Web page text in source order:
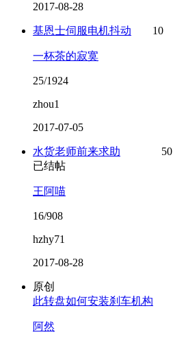
2017-08-28
基恩士伺服电机抖动 10
一杯茶的寂寞
25/1924
zhou1
2017-07-05
水货老师前来求助
50
已结帖
王阿喵
16/908
hzhy71
2017-08-28
原创
此转盘如何安装刹车机构
阿然